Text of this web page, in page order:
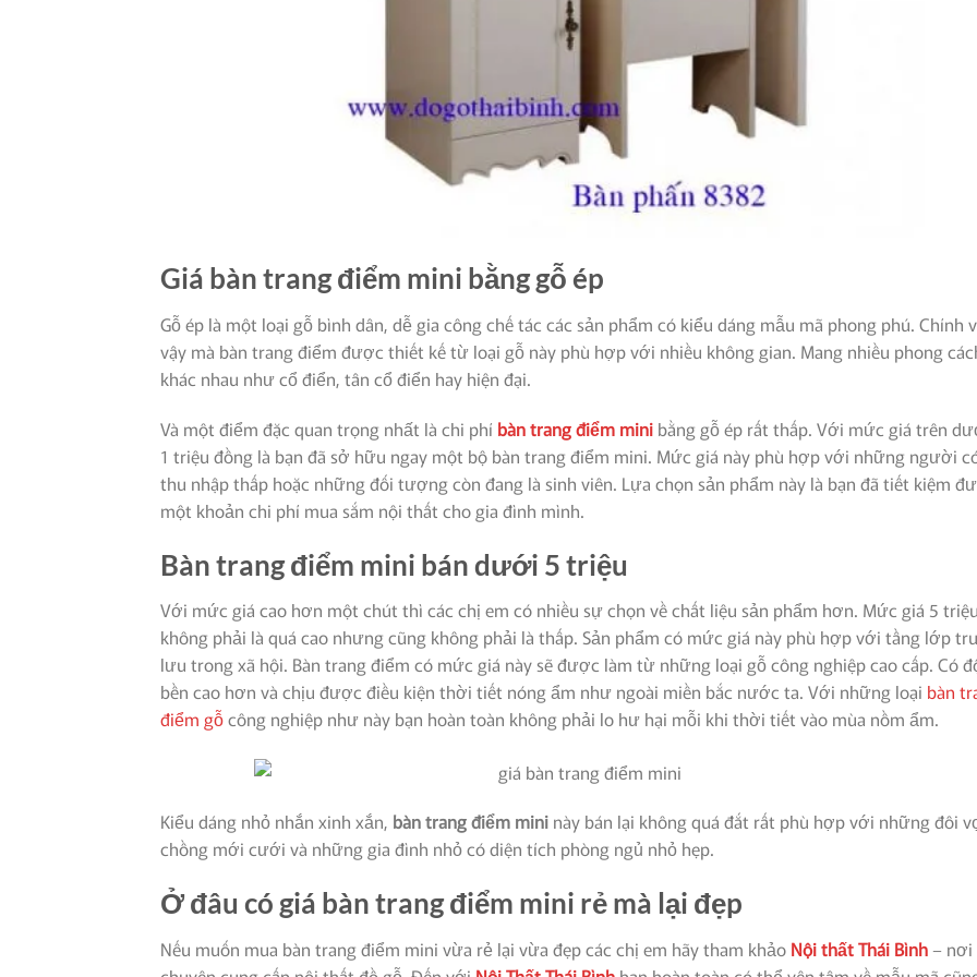
Giá bàn trang điểm mini bằng gỗ ép
Gỗ ép là một loại gỗ bình dân, dễ gia công chế tác các sản phẩm có kiểu dáng mẫu mã phong phú. Chính
vậy mà bàn trang điểm được thiết kế từ loại gỗ này phù hợp với nhiều không gian. Mang nhiều phong
khác nhau như cổ điển, tân cổ điển hay hiện đại.
Và một điểm đặc quan trọng nhất là chi phí bàn trang điểm mini bằng gỗ ép rất thấp. Với mức giá trên
1 triệu đồng là bạn đã sở hữu ngay một bộ bàn trang điểm mini. Mức giá này phù hợp với những người
thu nhập thấp hoặc những đối tượng còn đang là sinh viên. Lựa chọn sản phẩm này là bạn đã tiết kiệm
một khoản chi phí mua sắm nội thất cho gia đình mình.
Bàn trang điểm mini bán dưới 5 triệu
Với mức giá cao hơn một chút thì các chị em có nhiều sự chọn về chất liệu sản phẩm hơn. Mức giá 5 triệu
không phải là quá cao nhưng cũng không phải là thấp. Sản phẩm có mức giá này phù hợp với tầng lớp
lưu trong xã hội. Bàn trang điểm có mức giá này sẽ được làm từ những loại gỗ công nghiệp cao cấp. Có
bền cao hơn và chịu được điều kiện thời tiết nóng ẩm như ngoài miền bắc nước ta. Với những loại bàn
điểm gỗcông nghiệp như này bạn hoàn toàn không phải lo hư hại mỗi khi thời tiết vào mùa nồm ẩm.
Kiểu dáng nhỏ nhắn xinh xắn, bàn trang điểm mini này bán lại không quá đắt rất phù hợp với những đôi
chồng mới cưới và những gia đình nhỏ có diện tích phòng ngủ nhỏ hẹp.
Ở đâu có giá bàn trang điểm mini rẻ mà lại đẹp
Nếu muốn mua bàn trang điểm mini vừa rẻ lại vừa đẹp các chị em hãy tham khảo Nội thất Thái Bình– nơi